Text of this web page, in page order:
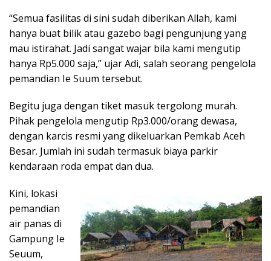
“Semua fasilitas di sini sudah dibe­rikan Allah, kami
hanya buat bilik atau gazebo bagi pengunjung yang
mau isti­rahat. Jadi sangat wajar bila kami mengutip
hanya Rp5.000 saja,” ujar Adi, salah seorang pengelola
peman­dian Ie Suum tersebut.
Begitu juga dengan tiket masuk ter­golong murah.
Pihak pengelola me­ngu­tip Rp3.000/orang dewasa,
dengan karcis resmi yang dike­luarkan Pemkab Aceh
Besar. Jumlah ini sudah terma­suk biaya parkir
kendaraan roda empat dan dua.
Kini, lokasi
pemandian
air panas di
Gampung Ie
Seuum,